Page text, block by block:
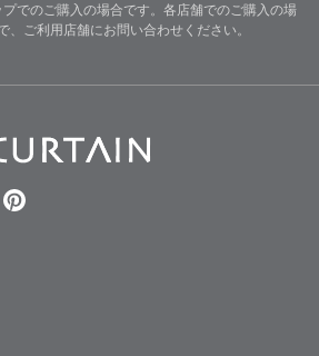
でのご購入の場合です。各店舗でのご購入の場
、ご利用店舗にお問い合わせください。